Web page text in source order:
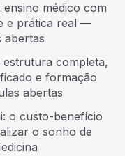
médico com
e prática real —
abertas
estrutura completa,
e formação
abertas
o custo-benefício
o sonho de